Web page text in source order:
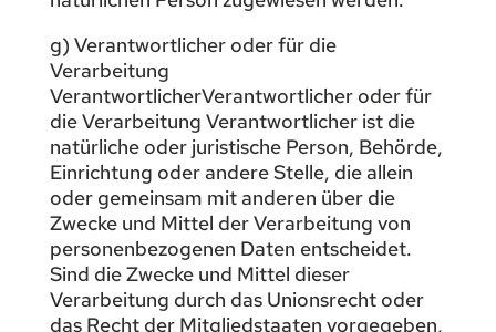
g) Verantwortlicher oder für die
Verarbeitung
VerantwortlicherVerantwortlicher oder für
die Verarbeitung Verantwortlicher ist die
natürliche oder juristische Person, Behörde,
Einrichtung oder andere Stelle, die allein
oder gemeinsam mit anderen über die
Zwecke und Mittel der Verarbeitung von
personenbezogenen Daten entscheidet.
Sind die Zwecke und Mittel dieser
Verarbeitung durch das Unionsrecht oder
das Recht der Mitgliedstaaten vorgegeben,